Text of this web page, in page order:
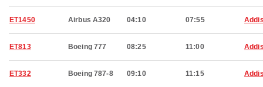
ET1450 Airbus A320 04:10 07:55
ET813 Boeing 777 08:25 11:00
ET332 Boeing 787-8 09:10 11:15